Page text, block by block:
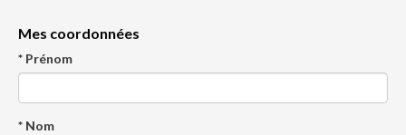
Mes coordonnées
* Prénom
* Nom